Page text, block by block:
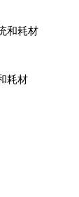
和耗材
耗材